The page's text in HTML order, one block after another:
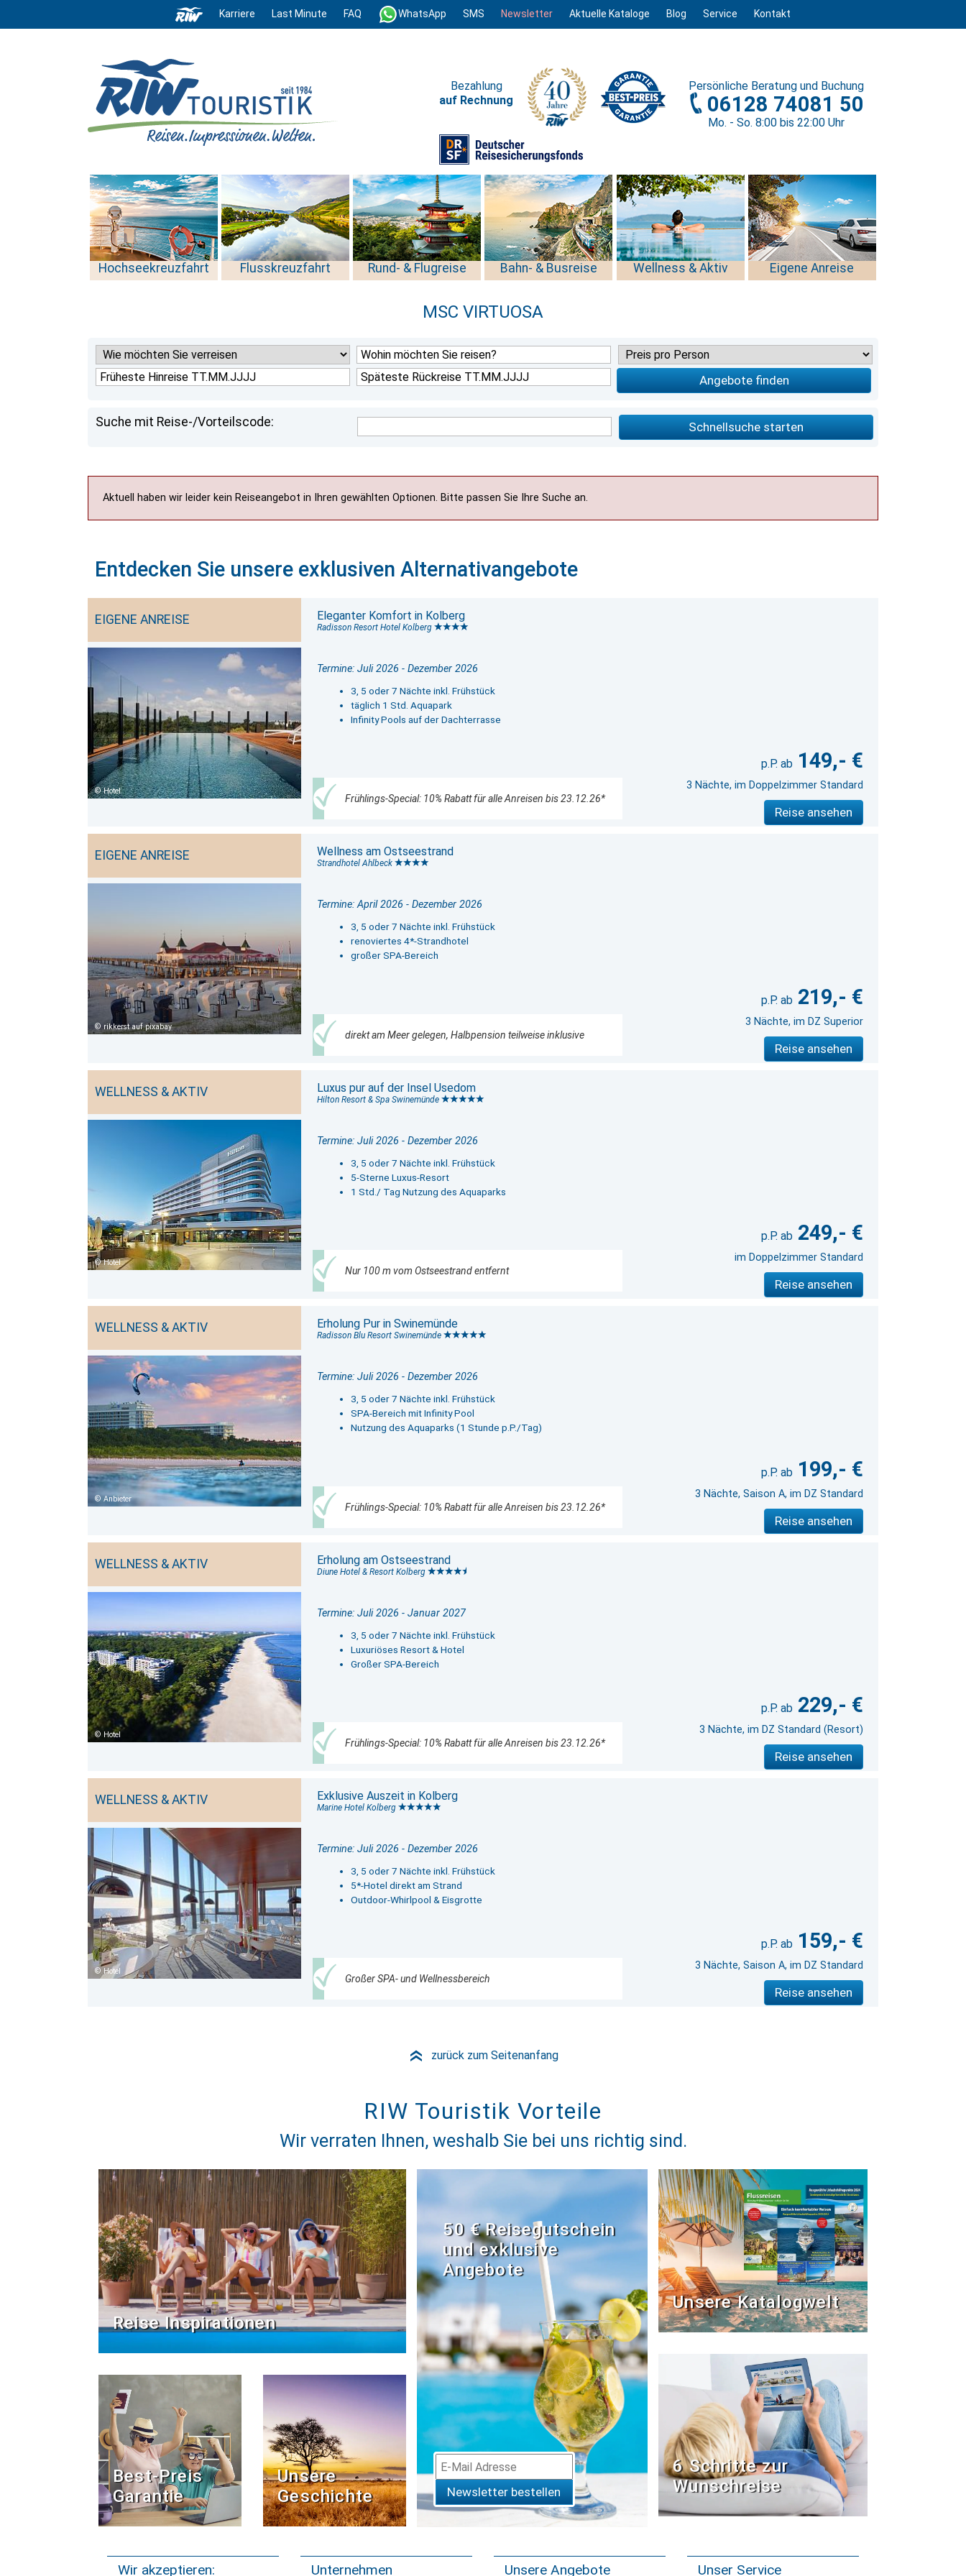
Karriere Last Minute FAQ WhatsApp SMS Newsletter Aktuelle Kataloge Blog Service Kontakt
Persönliche Beratung und Buchung
06128 74081 50
Mo. - So. 8:00 bis 22:00 Uhr
Bezahlung
auf Rechnung
Hochseekreuzfahrt Flusskreuzfahrt Rund- & Flugreise Bahn- & Busreise Wellness & Aktiv Eigene Anreise
MSC VIRTUOSA
Angebote finden
Suche mit Reise-/Vorteilscode: Schnellsuche starten
Aktuell haben wir leider kein Reiseangebot in Ihren gewählten Optionen. Bitte passen Sie Ihre Suche an.
Entdecken Sie unsere exklusiven Alternativangebote
EIGENE ANREISE
Hotel
Eleganter Komfort in Kolberg
Radisson Resort Hotel Kolberg
Termine: Juli 2026 - Dezember 2026
3, 5 oder 7 Nächte inkl. Frühstück
täglich 1 Std. Aquapark
Infinity Pools auf der Dachterrasse
Frühlings-Special: 10% Rabatt für alle Anreisen bis 23.12.26*
149,- €
3 Nächte, im Doppelzimmer Standard
Reise ansehen
EIGENE ANREISE
rikkerst auf pixabay
Wellness am Ostseestrand
Strandhotel Ahlbeck
Termine: April 2026 - Dezember 2026
3, 5 oder 7 Nächte inkl. Frühstück
renoviertes 4*-Strandhotel
großer SPA-Bereich
direkt am Meer gelegen, Halbpension teilweise inklusive
219,- €
3 Nächte, im DZ Superior
Reise ansehen
WELLNESS & AKTIV
Hotel
Luxus pur auf der Insel Usedom
Hilton Resort & Spa Swinemünde
Termine: Juli 2026 - Dezember 2026
3, 5 oder 7 Nächte inkl. Frühstück
5-Sterne Luxus-Resort
1 Std./ Tag Nutzung des Aquaparks
Nur 100 m vom Ostseestrand entfernt
249,- €
im Doppelzimmer Standard
Reise ansehen
WELLNESS & AKTIV
Anbieter
Erholung Pur in Swinemünde
Radisson Blu Resort Swinemünde
Termine: Juli 2026 - Dezember 2026
3, 5 oder 7 Nächte inkl. Frühstück
SPA-Bereich mit Infinity Pool
Nutzung des Aquaparks (1 Stunde p.P./Tag)
Frühlings-Special: 10% Rabatt für alle Anreisen bis 23.12.26*
199,- €
3 Nächte, Saison A, im DZ Standard
Reise ansehen
WELLNESS & AKTIV
Hotel
Erholung am Ostseestrand
Diune Hotel & Resort Kolberg
Termine: Juli 2026 - Januar 2027
3, 5 oder 7 Nächte inkl. Frühstück
Luxuriöses Resort & Hotel
Großer SPA-Bereich
Frühlings-Special: 10% Rabatt für alle Anreisen bis 23.12.26*
229,- €
3 Nächte, im DZ Standard (Resort)
Reise ansehen
WELLNESS & AKTIV
Hotel
Exklusive Auszeit in Kolberg
Marine Hotel Kolberg
Termine: Juli 2026 - Dezember 2026
3, 5 oder 7 Nächte inkl. Frühstück
5*-Hotel direkt am Strand
Outdoor-Whirlpool & Eisgrotte
Großer SPA- und Wellnessbereich
159,- €
3 Nächte, Saison A, im DZ Standard
Reise ansehen
» zurück zum Seitenanfang
RIW Touristik Vorteile
Wir verraten Ihnen, weshalb Sie bei uns richtig sind.
Reise Inspirationen
Best-Preis
Garantie
Unsere
Geschichte
50 € Reisegutschein
und exklusive
Angebote
Newsletter bestellen
Unsere Katalogwelt
6 Schritte zur
Wunschreise
Wir akzeptieren: Unternehmen Unsere Angebote Unser Service